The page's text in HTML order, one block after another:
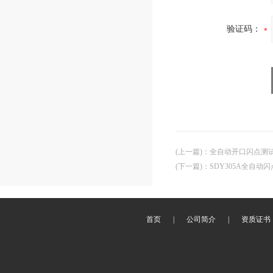
验证码：
(上一篇) ： 全自动开口闪点测
(下一篇) ： SDY305A全自动闪
首页 公司简介 资质证书